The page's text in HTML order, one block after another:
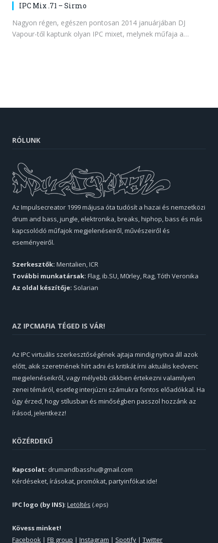
IPC Mix .71 – Sirmo
Nagyon régen, egészen pontosan 2014 januárjában DJ
Vapour-től kaptunk olyan IPC mixet, melynek műfaja a…
RÓLUNK
Az Impulsecreator 1999 májusa óta tudósít a hazai és nemzetközi
drum and bass, jungle, elektronika, breaks, hiphop, bass és más
kapcsolódó műfajok megjelenéseiről, művészeiről és
eseményeiről.
Szerkesztők: Mentalien, ICR
További munkatársak: Flag, ib.SU, M0rley, Rag, Tóth Veronika
Az oldal készítője: Solarian
AZ IPCMAFIA TÉGED IS VÁR!
Az IPC virtuális szerkesztőségének ajtaja mindig nyitva áll azok
előtt, akik szeretnének hírt adni és kritikát írni aktuális kedvenc
megjelenéseikről, vagy mélyebb cikkben értekezni valamilyen
zenei témáról, esetleg interjúzni számukra fontos előadókkal. Ha
úgy érzed, hogy stílusban és minőségben passzol hozzánk az
írásod, jelentkezz!
KÖZÉRDEKŰ
Kapcsolat: drumandbasshu@gmail.com
Kérdéseket, írásokat, promókat, partyinfókat ide!
IPC logo (by INS): Letöltés (.eps)
Kövess minket!
Facebook | FB group | Instagram | Spotify | Twitter